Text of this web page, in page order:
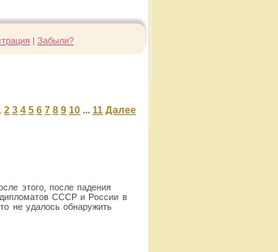
| Забыли?
2 3 4 5 6 7 8 9 10 ... 11 Далее
этого, после падения
дипломатов СССР и России в
не удалось обнаружить